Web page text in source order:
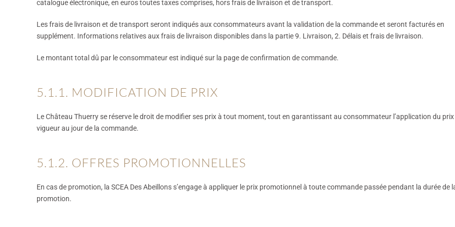
catalogue électronique, en euros toutes taxes comprises, hors frais de livraison et de transport.
Les frais de livraison et de transport seront indiqués aux consommateurs avant la validation de la commande et seront facturés en
supplément. Informations relatives aux frais de livraison disponibles dans la partie 9. Livraison, 2. Délais et frais de livraison.
Le montant total dû par le consommateur est indiqué sur la page de confirmation de commande.
5.1.1. MODIFICATION DE PRIX
Le Château Thuerry se réserve le droit de modifier ses prix à tout moment, tout en garantissant au consommateur l’application du prix
vigueur au jour de la commande.
5.1.2. OFFRES PROMOTIONNELLES
En cas de promotion, la SCEA Des Abeillons s’engage à appliquer le prix promotionnel à toute commande passée pendant la durée de
promotion.